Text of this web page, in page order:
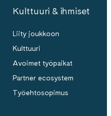
Kulttuuri & ihmiset
Liity joukkoon
Kulttuuri
Avoimet työpaikat
Partner ecosystem
Työehtosopimus